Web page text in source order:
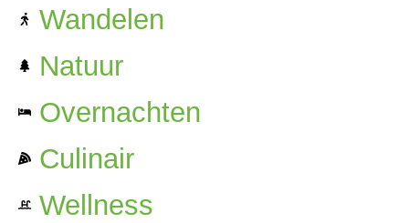
Wandelen
Natuur
Overnachten
Culinair
Wellness